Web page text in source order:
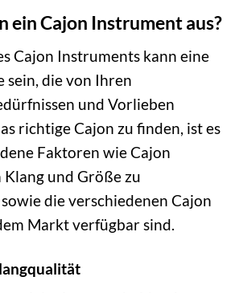
ein Cajon Instrument aus?
Cajon Instruments kann eine
sein, die von Ihren
und Vorlieben
richtige Cajon zu finden, ist es
Faktoren wie Cajon
und Größe zu
die verschiedenen Cajon
Markt verfügbar sind.